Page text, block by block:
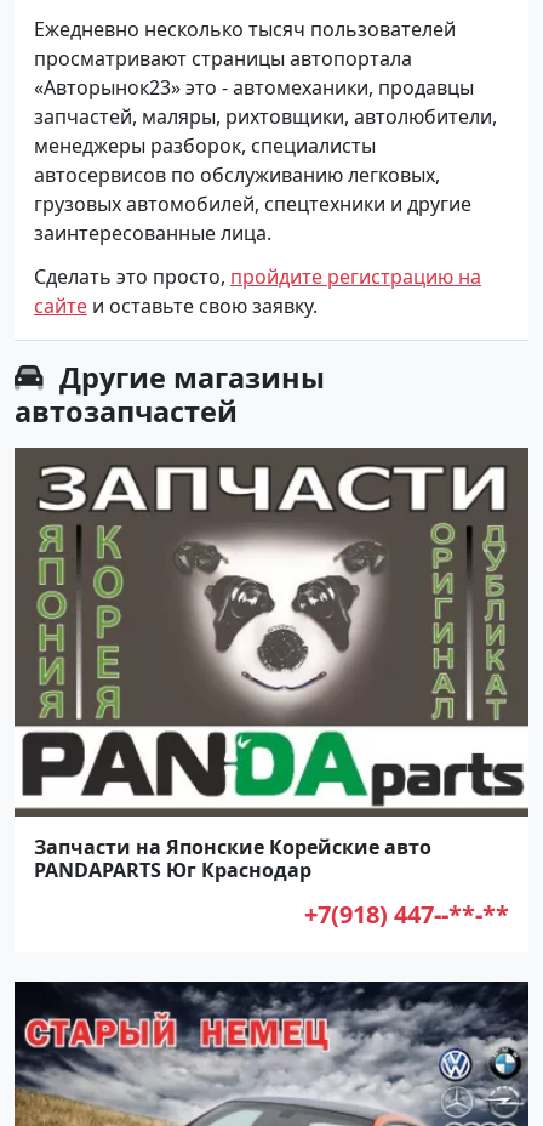
Ежедневно несколько тысяч пользователей
просматривают страницы автопортала
«Авторынок23» это - автомеханики, продавцы
запчастей, маляры, рихтовщики, автолюбители,
менеджеры разборок, специалисты
автосервисов по обслуживанию легковых,
грузовых автомобилей, спецтехники и другие
заинтересованные лица.
Сделать это просто, пройдите регистрацию на
сайте и оставьте свою заявку.
Другие магазины
автозапчастей
Запчасти на Японские Корейские авто
PANDAPARTS Юг Краснодар
+7(918) 447--**-**